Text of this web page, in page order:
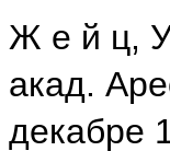
Ж е й ц,
акад.
декабре